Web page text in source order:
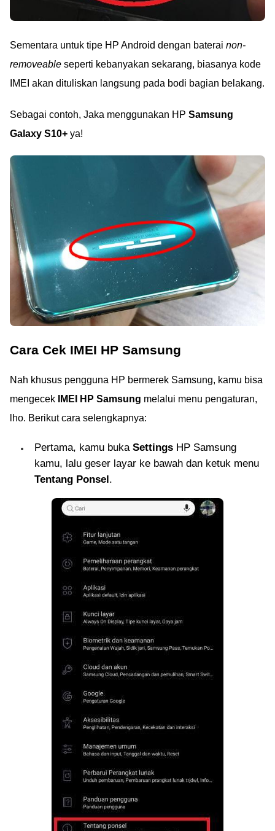
Sementara untuk tipe HP Android dengan baterai non-
removeable seperti kebanyakan sekarang, biasanya kode
IMEI akan dituliskan langsung pada bodi bagian belakang.
Sebagai contoh, Jaka menggunakan HP Samsung
Galaxy S10+ ya!
Cara Cek IMEI HP Samsung
Nah khusus pengguna HP bermerek Samsung, kamu bisa
mengecek
IMEI HP Samsung melalui menu pengaturan,
lho. Berikut cara selengkapnya:
Pertama, kamu buka Settings HP Samsung
kamu, lalu geser layar ke bawah dan ketuk menu
Tentang Ponsel.